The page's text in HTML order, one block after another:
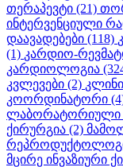
თერაპევტი (21)
ინტერვენციული
დაავადებები (118)
(1) კარდიო-
კარდიოლოგია
კვლევები (2)
კოორდინატორი
ლაბორატორიული
ქირურგია (2)
მცირე ინვაზიური